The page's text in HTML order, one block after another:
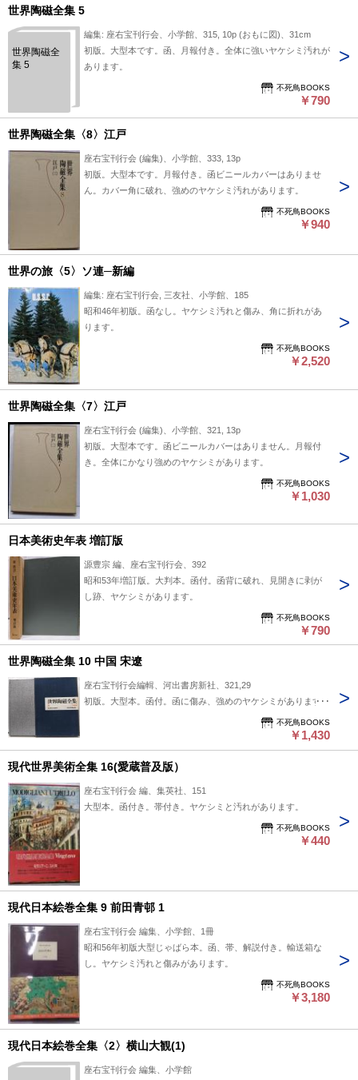
世界陶磁全集 5
世界陶磁全
集 5
編集: 座右宝刊行会、小学館、315, 10p (おもに図)、31cm
初版。大型本です。函、月報付き。全体に強いヤケシミ汚れが
あります。
不死鳥BOOKS
￥790
世界陶磁全集〈8〉江戸
座右宝刊行会 (編集)、小学館、333, 13p
初版。大型本です。月報付き。函ビニールカバーはありませ
ん。カバー角に破れ、強めのヤケシミ汚れがあります。
不死鳥BOOKS
￥940
世界の旅〈5〉ソ連─新編
編集: 座右宝刊行会, 三友社、小学館、185
昭和46年初版。函なし。ヤケシミ汚れと傷み、角に折れがあ
ります。
不死鳥BOOKS
￥2,520
世界陶磁全集〈7〉江戸
座右宝刊行会 (編集)、小学館、321, 13p
初版。大型本です。函ビニールカバーはありません。月報付
き。全体にかなり強めのヤケシミがあります。
不死鳥BOOKS
￥1,030
日本美術史年表 増訂版
源豊宗 編、座右宝刊行会、392
昭和53年増訂版。大判本。函付。函背に破れ、見開きに剥が
し跡、ヤケシミがあります。
不死鳥BOOKS
￥790
世界陶磁全集 10 中国 宋遼
座右宝刊行会編輯、河出書房新社、321,29
初版。大型本。函付。函に傷み、強めのヤケシミがあります。
不死鳥BOOKS
￥1,430
現代世界美術全集 16(愛蔵普及版）
座右宝刊行会 編、集英社、151
大型本。函付き。帯付き。ヤケシミと汚れがあります。
不死鳥BOOKS
￥440
現代日本絵巻全集 9 前田青邨 1
座右宝刊行会 編集、小学館、1冊
昭和56年初版大型じゃばら本。函、帯、解説付き。輸送箱な
し。ヤケシミ汚れと傷みがあります。
不死鳥BOOKS
￥3,180
現代日本絵巻全集〈2〉横山大観(1)
座右宝刊行会 編集、小学館